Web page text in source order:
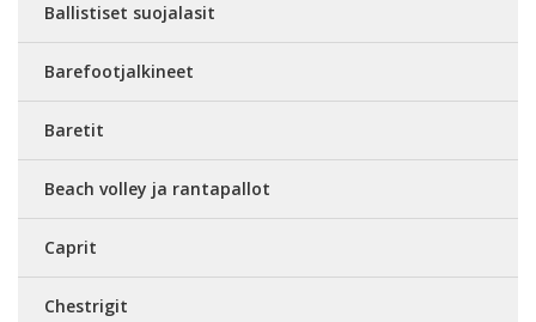
Ballistiset suojalasit
Barefootjalkineet
Baretit
Beach volley ja rantapallot
Caprit
Chestrigit